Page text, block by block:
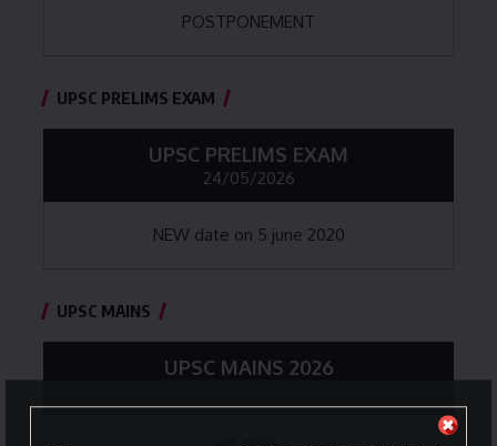
POSTPONEMENT
UPSC PRELIMS EXAM
UPSC PRELIMS EXAM
24/05/2026
NEW date on 5 june 2020
UPSC MAINS
UPSC MAINS 2026